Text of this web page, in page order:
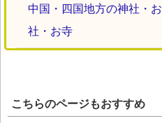
中国・四国地方の神社・
社・お寺
こちらのページもおすすめ